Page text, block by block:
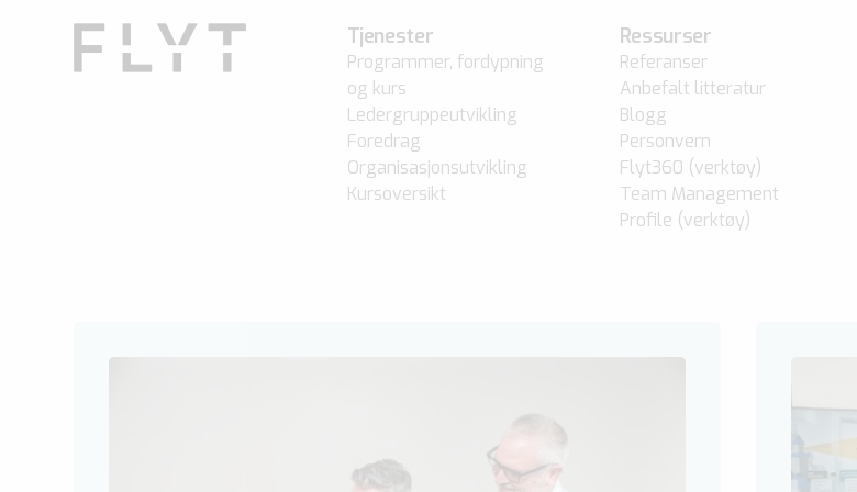
Tjenester
Programmer, fordypning
og kurs
Ledergruppeutvikling
Foredrag
Organisasjonsutvikling
Kursoversikt
Ressurser
Referanser
Anbefalt litteratur
Blogg
Personvern
Flyt360 (verktøy)
Team Management
Profile (verktøy)